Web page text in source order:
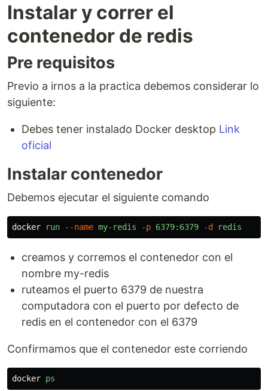
Instalar y correr el
contenedor de redis
Pre requisitos
Previo a irnos a la practica debemos considerar lo
siguiente:
Debes tener instalado Docker desktop Link
oficial
Instalar contenedor
Debemos ejecutar el siguiente comando
docker run --name my-redis -p 6379:6379 -d redis
creamos y corremos el contenedor con el
nombre my-redis
ruteamos el puerto 6379 de nuestra
computadora con el puerto por defecto de
redis en el contenedor con el 6379
Confirmamos que el contenedor este corriendo
docker ps